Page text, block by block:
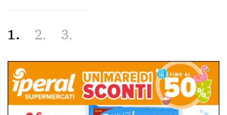
1 2 3